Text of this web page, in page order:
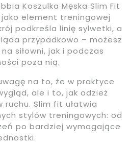
Koszulka Męska Slim Fit
element treningowej
podkreśla linię sylwetki, a
przypadkowo – możesz
siłowni, jak i podczas
poza nią.
na to, że w praktyce
ale i to, jak odzież
ruchu. Slim fit ułatwia
stylów treningowych: od
po bardziej wymagające